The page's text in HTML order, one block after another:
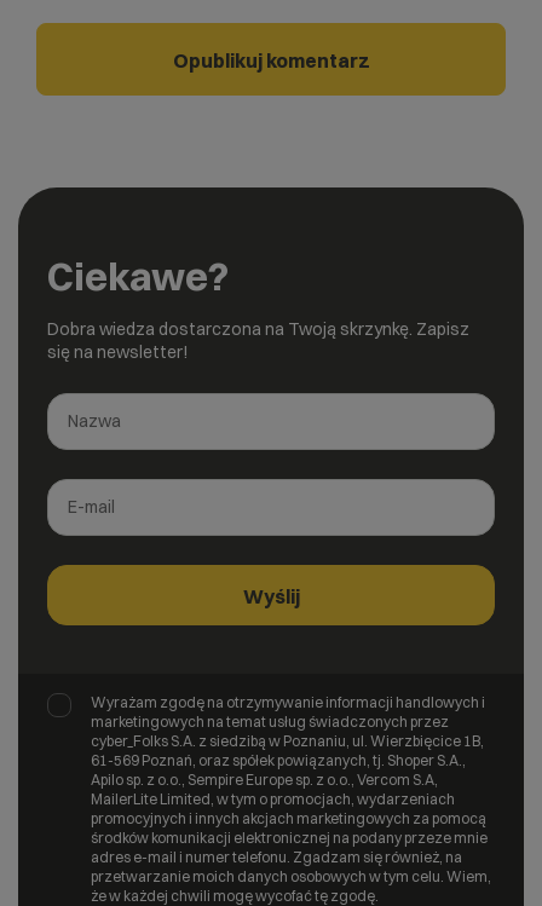
Ciekawe?
Dobra wiedza dostarczona na Twoją skrzynkę. Zapisz
się na newsletter!
Wyrażam zgodę na otrzymywanie informacji handlowych i
marketingowych na temat usług świadczonych przez
cyber_Folks S.A. z siedzibą w Poznaniu, ul. Wierzbięcice 1B,
61-569 Poznań, oraz spółek powiązanych, tj. Shoper S.A.,
Apilo sp. z o.o., Sempire Europe sp. z o.o., Vercom S.A,
MailerLite Limited, w tym o promocjach, wydarzeniach
promocyjnych i innych akcjach marketingowych za pomocą
środków komunikacji elektronicznej na podany przeze mnie
adres e-mail i numer telefonu. Zgadzam się również, na
przetwarzanie moich danych osobowych w tym celu. Wiem,
że w każdej chwili mogę wycofać tę zgodę.